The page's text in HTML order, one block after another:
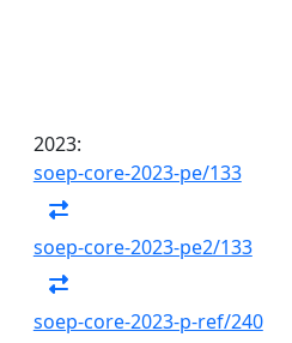
2023:
soep-core-2023-pe/133
soep-core-2023-pe2/133
soep-core-2023-p-ref/240